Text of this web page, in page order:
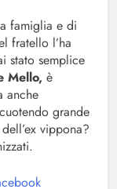
famiglia e di
fratello l’ha
stato semplice
Mello, è
anche
grande
vippona?